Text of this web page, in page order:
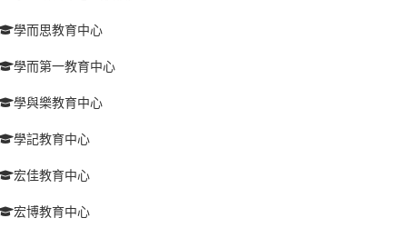
學而思教育中心
學而第一教育中心
學與樂教育中心
學記教育中心
宏佳教育中心
宏博教育中心